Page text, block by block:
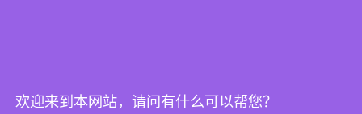
欢迎来到本网站，请问有什么可以帮您？